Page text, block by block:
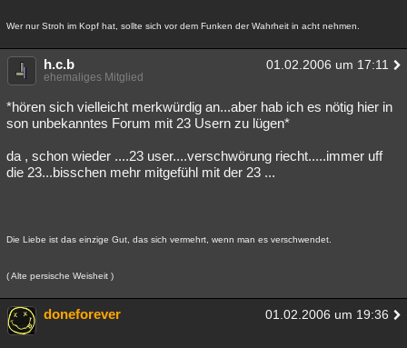
Wer nur Stroh im Kopf hat, sollte sich vor dem Funken der Wahrheit in acht nehmen.
h.c.b 01.02.2006 um 17:11
ehemaliges Mitglied
*hören sich vielleicht merkwürdig an...aber hab ich es nötig hier in
son unbekanntes Forum mit 23 Usern zu lügen*
da , schon wieder ....23 user....verschwörung riecht.....immer uff
die 23...bisschen mehr mitgefühl mit der 23 ...
Die Liebe ist das einzige Gut, das sich vermehrt, wenn man es verschwendet.
( Alte persische Weisheit )
doneforever 01.02.2006 um 19:36